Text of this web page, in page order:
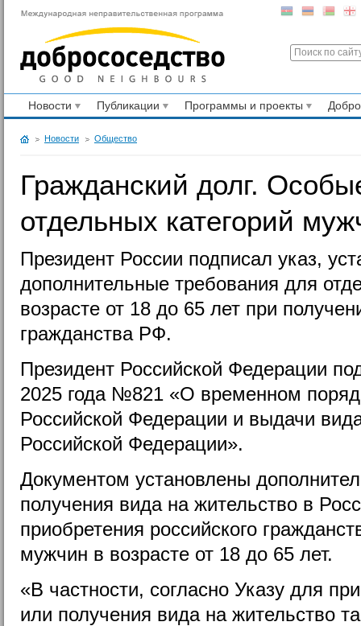
Новости Публикации Программы и проекты
Новости Общество
Гражданский долг.
отдельных категорий
Президент России подписал указ,
дополнительные требования для
возрасте от 18 до 65 лет при
гражданства РФ.
Президент Российской Федерации
2025 года №821 «О временном
Российской Федерации и выдачи
Российской Федерации».
Документом установлены
получения вида на жительство в
приобретения российского
мужчин в возрасте от 18 до 65 лет.
«В частности, согласно Указу для
или получения вида на жительство